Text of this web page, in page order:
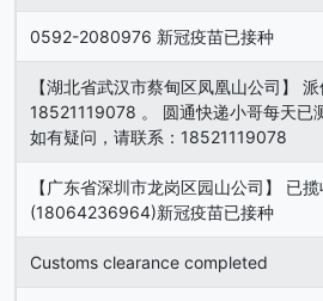
0592-2080976 新冠疫苗已接种
【湖北省武汉市蔡甸区凤凰山公司】
18521119078 。 圆通快递小哥每天已
如有疑问，请联系：18521119078
【广东省深圳市龙岗区园山公司】 已
(18064236964)新冠疫苗已接种
Customs clearance completed